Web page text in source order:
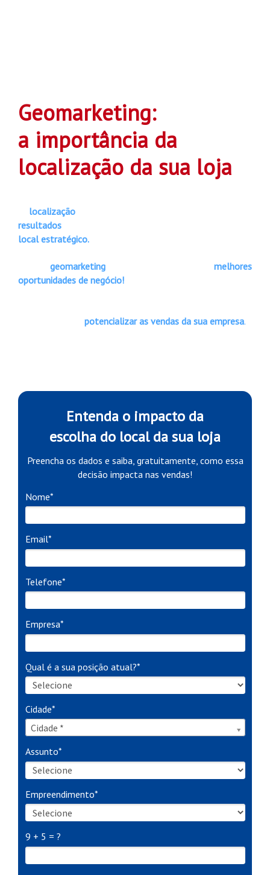
Geomarketing:
a importância da
localização da sua loja
localização
resultados
local estratégico.
geomarketing
melhores
oportunidades de negócio!
potencializar as vendas da sua empresa.
Entenda o impacto da
escolha do local da sua loja
Preencha os dados e saiba, gratuitamente, como essa
decisão impacta nas vendas!
Nome*
Email*
Telefone*
Empresa*
Qual é a sua posição atual?*
Cidade*
Cidade *
Cidade*
Assunto*
Empreendimento*
9 + 5 = ?